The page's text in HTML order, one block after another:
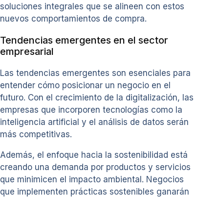
soluciones integrales que se alineen con estos
nuevos comportamientos de compra.
Tendencias emergentes en el sector
empresarial
Las tendencias emergentes son esenciales para
entender cómo posicionar un negocio en el
futuro. Con el crecimiento de la digitalización, las
empresas que incorporen tecnologías como la
inteligencia artificial y el análisis de datos serán
más competitivas.
Además, el enfoque hacia la sostenibilidad está
creando una demanda por productos y servicios
que minimicen el impacto ambiental. Negocios
que implementen prácticas sostenibles ganarán